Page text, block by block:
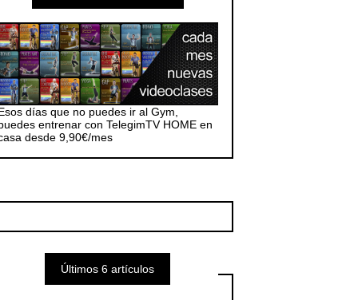
días que no puedes ir al Gym,
entrenar con TelegimTV HOME en
desde 9,90€/mes
Últimos 6 artículos